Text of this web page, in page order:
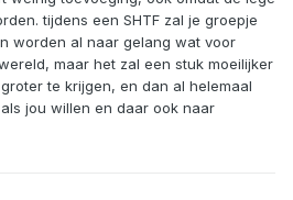
tijdens een SHTF zal je groepje
worden al naar gelang wat voor
maar het zal een stuk moeilijker
te krijgen, en dan al helemaal
jou willen en daar ook naar